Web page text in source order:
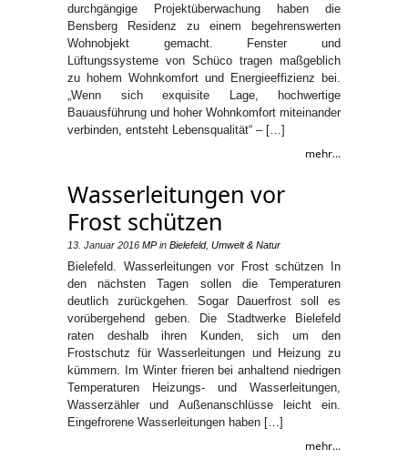
durchgängige Projektüberwachung haben die
Bensberg Residenz zu einem begehrenswerten
Wohnobjekt gemacht. Fenster und
Lüftungssysteme von Schüco tragen maßgeblich
zu hohem Wohnkomfort und Energieeffizienz bei.
„Wenn sich exquisite Lage, hochwertige
Bauausführung und hoher Wohnkomfort miteinander
verbinden, entsteht Lebensqualität“ – […]
mehr...
Wasserleitungen vor
Frost schützen
13. Januar 2016 MPin Bielefeld, Umwelt & Natur
Bielefeld. Wasserleitungen vor Frost schützen In
den nächsten Tagen sollen die Temperaturen
deutlich zurückgehen. Sogar Dauerfrost soll es
vorübergehend geben. Die Stadtwerke Bielefeld
raten deshalb ihren Kunden, sich um den
Frostschutz für Wasserleitungen und Heizung zu
kümmern. Im Winter frieren bei anhaltend niedrigen
Temperaturen Heizungs- und Wasserleitungen,
Wasserzähler und Außenanschlüsse leicht ein.
Eingefrorene Wasserleitungen haben […]
mehr...